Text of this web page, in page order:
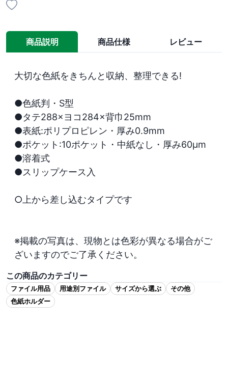
商品説明 商品仕様 レビュー
大切な色紙をきちんと収納、整理できる!
●色紙判・S型
●タテ288×ヨコ284×背巾25mm
●表紙:ポリプロピレン・厚み0.9mm
●ポケット:10ポケット・中紙なし・厚み60μm
●溶着式
●スリップケース入
○上から差し込むタイプです
※掲載の写真は、現物とは色彩が異なる場合がご
ざいますのでご了承ください。
この商品のカテゴリー
ファイル用品 用途別ファイル サイズから選ぶ
その他
色紙ホルダー